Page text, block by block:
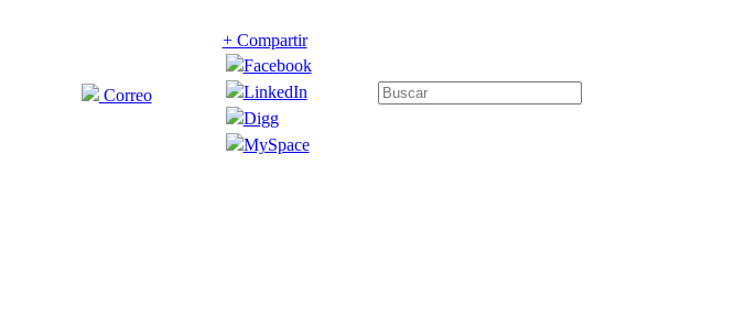
Correo
+ Compartir
Facebook
LinkedIn
Digg
MySpace